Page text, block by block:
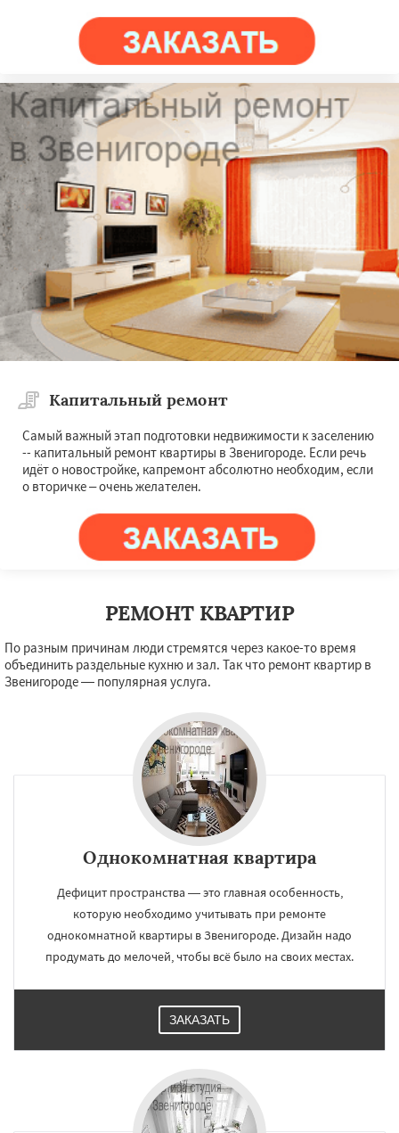
Капитальный ремонт
Самый важный этап подготовки недвижимости к заселению
-- капитальный ремонт квартиры в Звенигороде. Если речь
идёт о новостройке, капремонт абсолютно необходим, если
о вторичке – очень желателен.
РЕМОНТ КВАРТИР
По разным причинам люди стремятся через какое-то время
объединить раздельные кухню и зал. Так что ремонт квартир в
Звенигороде — популярная услуга.
Однокомнатная квартира
Дефицит пространства — это главная особенность,
которую необходимо учитывать при ремонте
однокомнатной квартиры в Звенигороде. Дизайн надо
продумать до мелочей, чтобы всё было на своих местах.
ЗАКАЗАТЬ